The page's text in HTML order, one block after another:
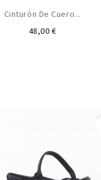
Cinturón De Cuero...
48,00 €Preu